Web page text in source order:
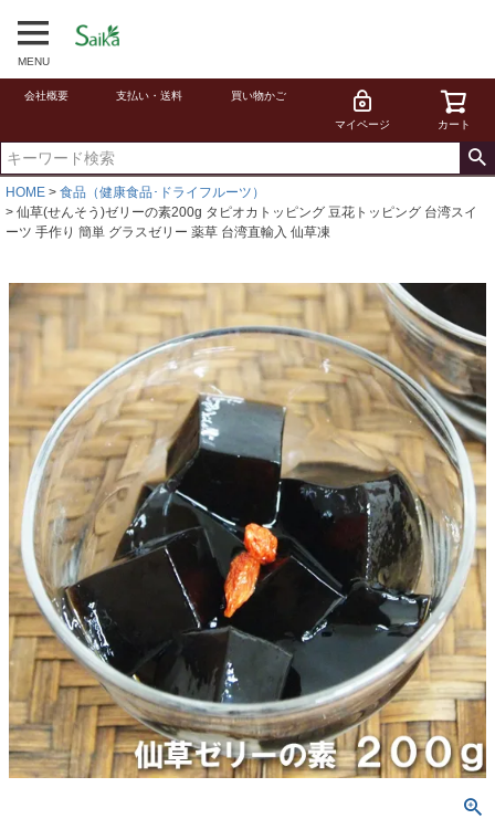
MENU
会社概要 支払い・送料 買い物かご
マイページ カート
HOME
食品（健康食品･ドライフルーツ）
仙草(せんそう)ゼリーの素200g タピオカトッピング 豆花トッピング 台湾スイ
ーツ 手作り 簡単 グラスゼリー 薬草 台湾直輸入 仙草凍